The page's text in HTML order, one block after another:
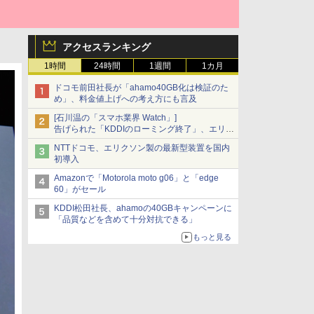
アクセスランキング
1時間 24時間 1週間 1カ月
ドコモ前田社長が「ahamo40GB化は検証のた
め」、料金値上げへの考え方にも言及
[石川温の「スマホ業界 Watch」]
告げられた「KDDIのローミング終了」、エリア
マップの落とし穴と楽天モバイルの課題
NTTドコモ、エリクソン製の最新型装置を国内
初導入
Amazonで「Motorola moto g06」と「edge
60」がセール
KDDI松田社長、ahamoの40GBキャンペーンに
「品質などを含めて十分対抗できる」
もっと見る